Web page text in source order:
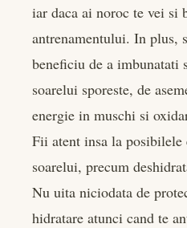
iar daca ai noroc te vei si
antrenamentului. In plus,
beneficiu de a imbunatati
soarelui sporeste, de
energie in muschi si
Fii atent insa la posibilele
soarelui, precum
Nu uita niciodata de
hidratare atunci cand te